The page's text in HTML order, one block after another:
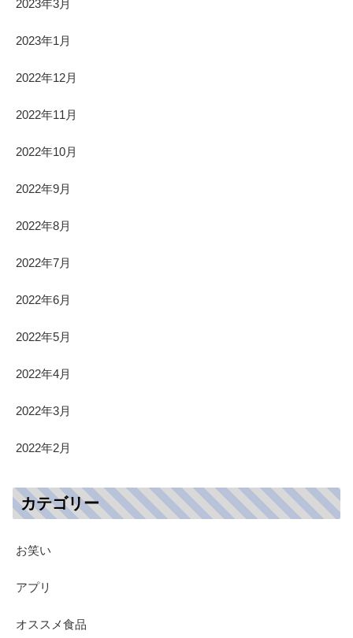
2023年3月
2023年1月
2022年12月
2022年11月
2022年10月
2022年9月
2022年8月
2022年7月
2022年6月
2022年5月
2022年4月
2022年3月
2022年2月
カテゴリー
お笑い
アプリ
オススメ食品